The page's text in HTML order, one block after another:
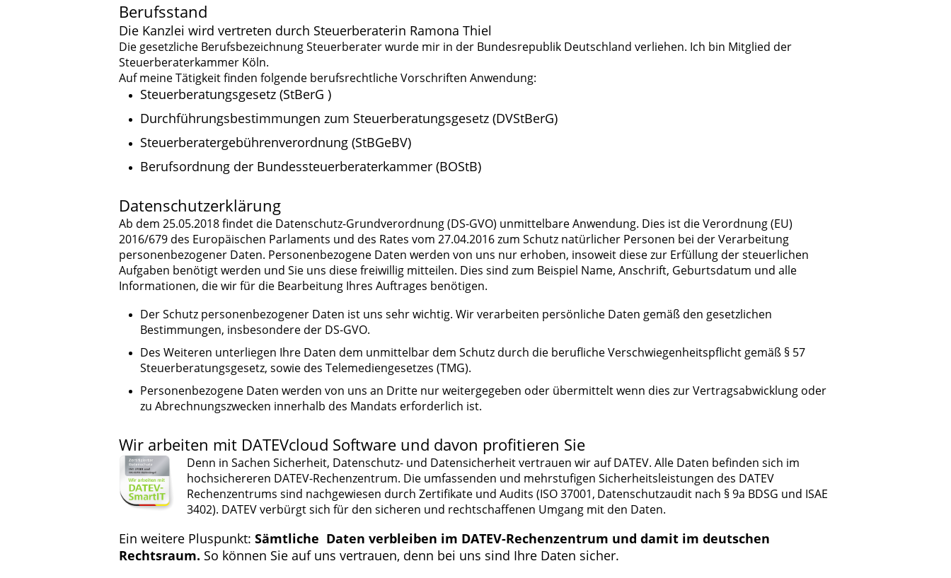
Berufsstand
Die Kanzlei wird vertreten durch Steuerberaterin Ramona Thiel
Die gesetzliche Berufsbezeichnung Steuerberater wurde mir in der Bundesrepublik Deutschland verliehen. Ich bin Mitglied der
Steuerberaterkammer Köln.
Auf meine Tätigkeit finden folgende berufsrechtliche Vorschriften Anwendung:
Steuerberatungsgesetz (StBerG )
Durchführungsbestimmungen zum Steuerberatungsgesetz (DVStBerG)
Steuerberatergebührenverordnung (StBGeBV)
Berufsordnung der Bundessteuerberaterkammer (BOStB)
Datenschutzerklärung
Ab dem 25.05.2018 findet die Datenschutz-Grundverordnung (DS-GVO) unmittelbare Anwendung. Dies ist die Verordnung (EU)
2016/679 des Europäischen Parlaments und des Rates vom 27.04.2016 zum Schutz natürlicher Personen bei der Verarbeitung
personenbezogener Daten. Personenbezogene Daten werden von uns nur erhoben, insoweit diese zur Erfüllung der steuerlichen
Aufgaben benötigt werden und Sie uns diese freiwillig mitteilen. Dies sind zum Beispiel Name, Anschrift, Geburtsdatum und alle
Informationen, die wir für die Bearbeitung Ihres Auftrages benötigen.
Der Schutz personenbezogener Daten ist uns sehr wichtig. Wir verarbeiten persönliche Daten gemäß den gesetzlichen
Bestimmungen, insbesondere der DS-GVO.
Des Weiteren unterliegen Ihre Daten dem unmittelbar dem Schutz durch die berufliche Verschwiegenheitspflicht gemäß § 57
Steuerberatungsgesetz, sowie des Telemediengesetzes (TMG).
Personenbezogene Daten werden von uns an Dritte nur weitergegeben oder übermittelt wenn dies zur Vertragsabwicklung oder
zu Abrechnungszwecken innerhalb des Mandats erforderlich ist.
Wir arbeiten mit DATEVcloud Software und davon profitieren Sie
Denn in Sachen Sicherheit, Datenschutz- und Datensicherheit vertrauen wir auf DATEV. Alle Daten befinden sich im
hochsichereren DATEV-Rechenzentrum. Die umfassenden und mehrstufigen Sicherheitsleistungen des DATEV
Rechenzentrums sind nachgewiesen durch Zertifikate und Audits (ISO 37001, Datenschutzaudit nach § 9a BDSG und ISAE
3402). DATEV verbürgt sich für den sicheren und rechtschaffenen Umgang mit den Daten.
Ein weitere Pluspunkt: Sämtliche Daten verbleiben im DATEV-Rechenzentrum und damit im deutschen
Rechtsraum. So können Sie auf uns vertrauen, denn bei uns sind Ihre Daten sicher.